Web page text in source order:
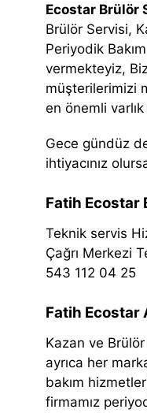
Ecostar Brülör
Brülör Servisi,
Periyodik
vermekteyiz,
müşterilerimizi
en önemli
Gece gündüz
ihtiyacınız
Fatih Ecostar
Teknik servis
Çağrı Merkezi
543 112 04 25
Fatih Ecostar
Kazan ve
ayrıca her
bakım
firmamız